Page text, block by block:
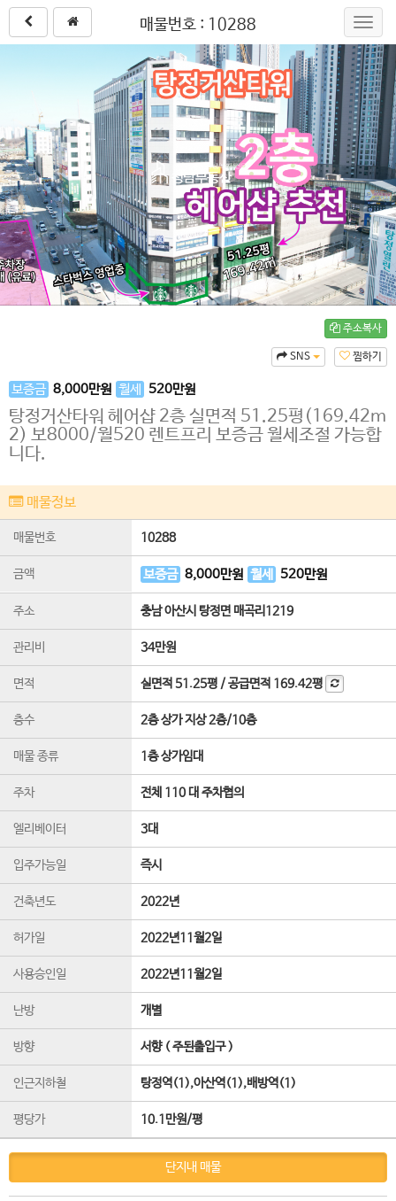
매물번호 : 10288
주소복사
찜하기
SNS
보증금 8,000만원 월세 520만원
탕정거산타워 헤어샵 2층 실면적 51.25평(169.42m
2) 보8000/월520 렌트프리 보증금 월세조절 가능합
니다.
매물정보
매물번호 10288
금액 보증금 8,000만원 월세 520만원
주소 충남 아산시 탕정면 매곡리1219
관리비 34만원
면적 실면적51.25평 /공급면적 169.42평
층수 2층 상가 지상 2층/10층
매물 종류 1층 상가임대
주차 전체 110 대 주차협의
엘리베이터 3대
입주가능일 즉시
건축년도 2022년
허가일 2022년11월2일
사용승인일 2022년11월2일
난방 개별
방향 서향 ( 주된출입구 )
인근지하철 탕정역(1),아산역(1),배방역(1)
평당가 10.1만원/평
단지내 매물